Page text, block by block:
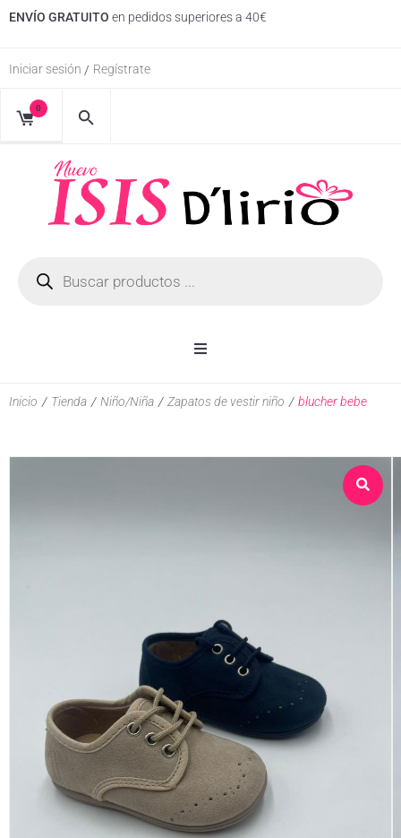
ENVÍO GRATUITO en pedidos superiores a 40€
Iniciar sesión / Regístrate
0
Inicio
Inicio / Tienda / Niño/Niña / Zapatos de vestir niño / blucher bebe